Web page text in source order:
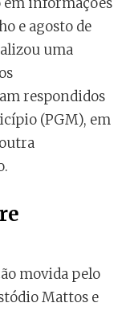
e agosto de
uma
respondidos
(PGM), em
movida pelo
Mattos e